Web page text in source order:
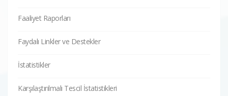
Faaliyet Raporları
Faydalı Linkler ve Destekler
İstatistikler
Karşılaştırılmalı Tescil İstatistikleri